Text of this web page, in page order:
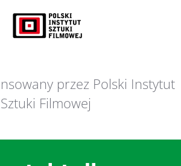
przez Polski Instytut
Sztuki Filmowej